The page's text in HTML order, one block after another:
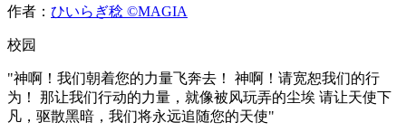
作者： ひいらぎ稔 ©MAGIA
校园
"神啊！我们朝着您的力量飞奔去！ 神啊！请宽恕我们的行
为！ 那让我们行动的力量，就像被风玩弄的尘埃 请让天使下
凡，驱散黑暗，我们将永远追随您的天使"